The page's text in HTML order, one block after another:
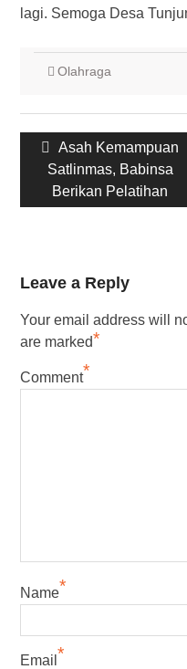
lagi. Semoga Desa
Olahraga
navigation
Previous
post:
Asah Kemampuan
Satlinmas, Babinsa
Berikan Pelatihan
Leave a Reply
Your email address will
are marked*
Comment*
Name*
Email *